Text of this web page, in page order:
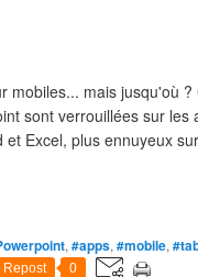
mobiles... mais jusqu'où
sont verrouillées sur les
Excel, plus ennuyeux
, #apps, #mobile,
Repost 0